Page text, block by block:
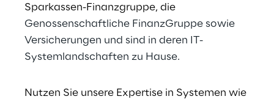
Sparkassen-Finanzgruppe, die
Genossenschaftliche FinanzGruppe sowie
Versicherungen und sind in deren IT-
Systemlandschaften zu Hause.
Nutzen Sie unsere Expertise in Systemen wie